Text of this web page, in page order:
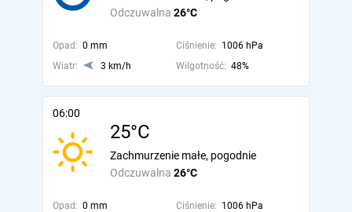
Odczuwalna 26°C
Opad: 0 mm Ciśnienie: 1006 hPa
Wiatr:
3 km/h Wilgotność: 48%
06:00
25°C
Odczuwalna 26°C
Zachmurzenie małe, pogodnie
Opad: 0 mm Ciśnienie: 1006 hPa